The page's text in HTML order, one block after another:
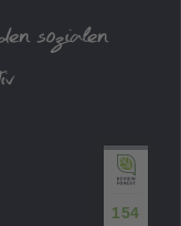
sozialen
154